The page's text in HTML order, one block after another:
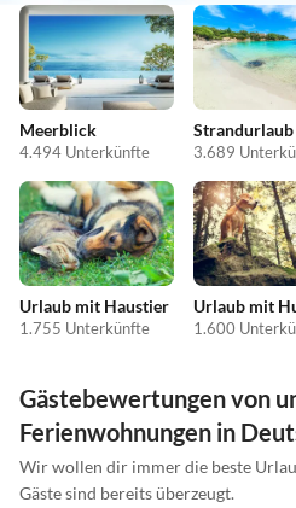
Meerblick
4.494 Unterkünfte
Strandurlaub
3.689
Urlaub mit Haustier
1.755 Unterkünfte
Urlaub mit
1.600
Gästebewertungen von
Ferienwohnungen in
Wir wollen dir immer die beste
Gäste sind bereits überzeugt.